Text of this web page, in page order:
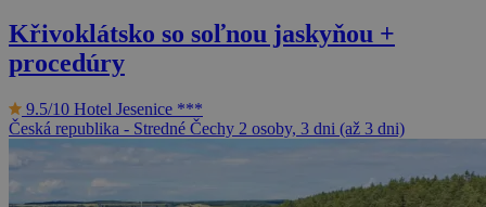
Křivoklátsko so soľnou jaskyňou +
procedúry
9.5/10 Hotel Jesenice ***
Česká republika - Stredné Čechy 2 osoby, 3 dni (až 3 dni)